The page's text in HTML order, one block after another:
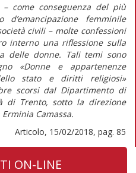
come conseguenza del più
d’emancipazione femminile
civili – molte confessioni
interno una riflessione sulla
delle donne. Tali temi sono
«Donne e appartenenze
stato e diritti religiosi»
scorsi dal Dipartimento di
di Trento, sotto la direzione
Camassa.
Articolo, 15/02/2018, pag. 85
ON-LINE